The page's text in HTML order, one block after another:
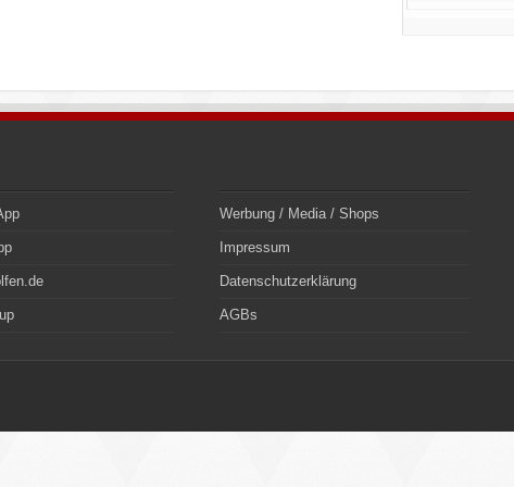
Werbung / Media / Shops
Impressum
Datenschutzerklärung
AGBs